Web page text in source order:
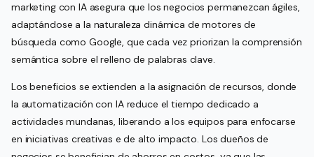
marketing con IA asegura que los negocios permanezcan ágiles,
adaptándose a la naturaleza dinámica de motores de
búsqueda como Google, que cada vez priorizan la comprensión
semántica sobre el relleno de palabras clave.
Los beneficios se extienden a la asignación de recursos, donde
la automatización con IA reduce el tiempo dedicado a
actividades mundanas, liberando a los equipos para enfocarse
en iniciativas creativas e de alto impacto. Los dueños de